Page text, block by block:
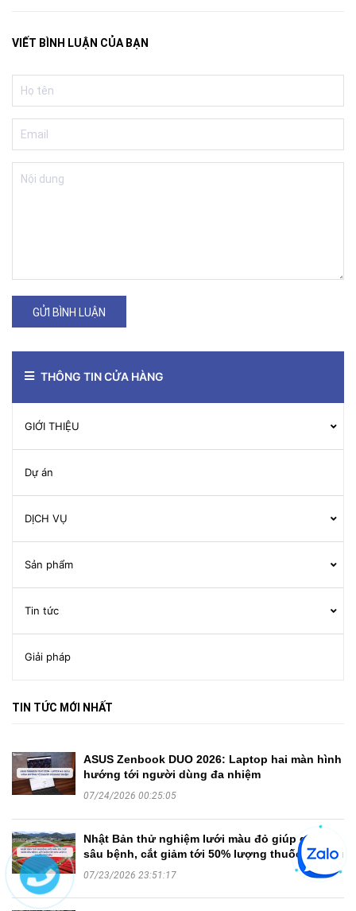
THÔNG TIN CỬA HÀNG
GIỚI THIỆU
Dự án
DỊCH VỤ
Sản phẩm
Tin tức
Giải pháp
TIN TỨC MỚI NHẤT
ASUS Zenbook DUO 2026: Laptop hai màn hình
hướng tới người dùng đa nhiệm
07/24/2026 00:25:05
Nhật Bản thử nghiệm lưới màu đỏ giúp giảm
sâu bệnh, cắt giảm tới 50% lượng thuốc trừ sâu
07/23/2026 23:51:17
VIẾT BÌNH LUẬN CỦA BẠN
GỬI BÌNH LUẬN